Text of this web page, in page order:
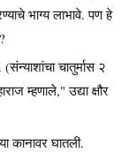
भाग्य लाभावे. पण हे
चातुर्मास २
म्हणाले," उद्या क्षौर
कानावर घातली.